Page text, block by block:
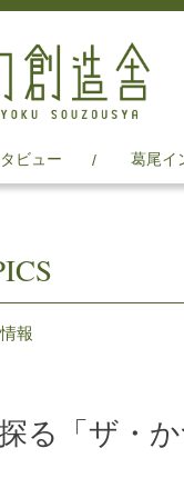
ビュー 葛尾イ
報
る「ザ・か